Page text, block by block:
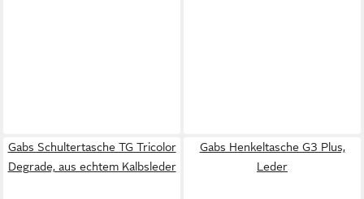
Gabs Schultertasche TG Tricolor
Degrade, aus echtem Kalbsleder
Gabs Henkeltasche G3 Plus,
Leder